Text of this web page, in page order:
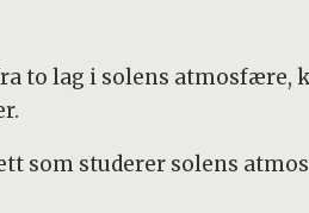
to lag i solens atmosfære,
som studerer solens